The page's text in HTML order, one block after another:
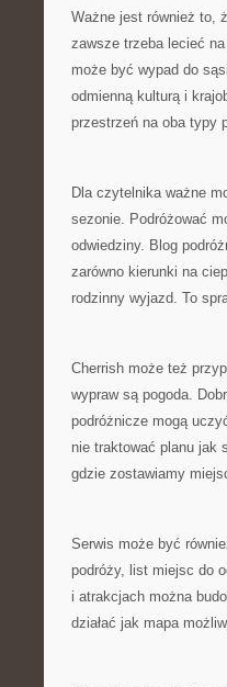
Ważne jest również to,
zawsze trzeba lecieć
może być wypad do
odmienną kulturą i
przestrzeń na oba typy
Dla czytelnika ważne
sezonie. Podróżować
odwiedziny. Blog
zarówno kierunki na
rodzinny wyjazd. To
Cherrish może też
wypraw są pogoda.
podróżnicze mogą
nie traktować planu jak
gdzie zostawiamy
Serwis może być
podróży, list miejsc do
i atrakcjach można
działać jak mapa